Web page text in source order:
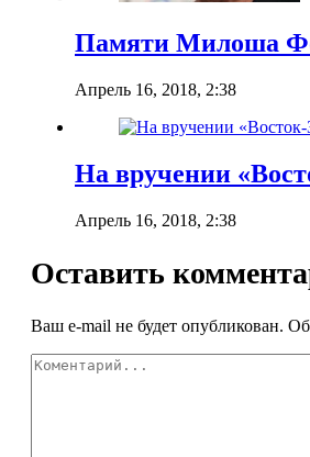
Памяти Милоша
Апрель 16, 2018, 2:38
На вручении
Апрель 16, 2018, 2:38
Оставить
Ваш e-mail не будет опубликован.